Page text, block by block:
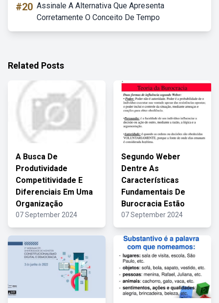
#20 Assinale A Alternativa Que Apresenta
Corretamente O Conceito De Tempo
Related Posts
A Busca De
Produtividade
Competitividade E
Diferenciais Em Uma
Organização
07 September 2024
Segundo Weber
Dentre As
Características
Fundamentais De
Burocracia Estão
07 September 2024